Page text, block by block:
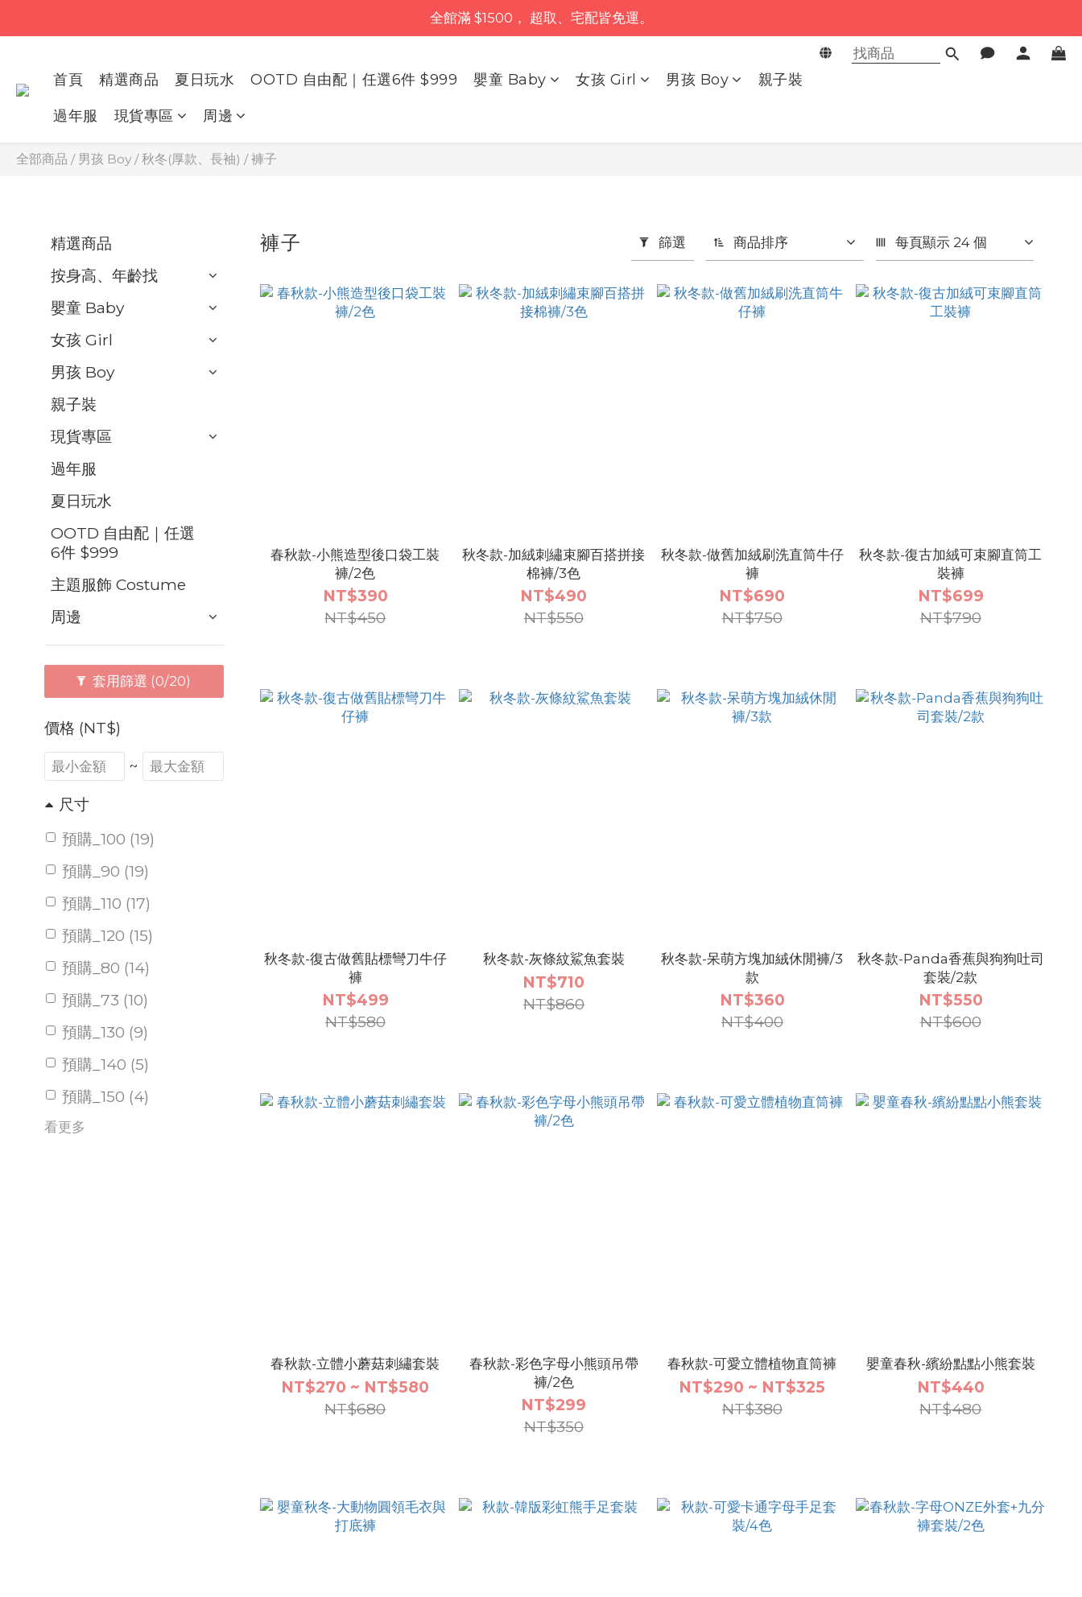
全館滿 $1500， 超取、宅配皆免運。
首頁 精選商品 夏日玩水 OOTD 自由配｜任選6件 $999 嬰童 Baby 女孩 Girl 男孩 Boy 親子裝
過年服 現貨專區 周邊
全部商品 / 男孩 Boy /秋冬(厚款、長袖) /褲子
精選商品
按身高、年齡找
嬰童 Baby
女孩 Girl
男孩 Boy
親子裝
現貨專區
過年服
夏日玩水
OOTD 自由配｜任選
6件 $999
主題服飾 Costume
周邊
套用篩選 (0/20)
價格 (NT$)
~
尺寸
預購_100 (19)
預購_90 (19)
預購_110 (17)
預購_120 (15)
預購_80 (14)
預購_73 (10)
預購_130 (9)
預購_140 (5)
預購_150 (4)
看更多
褲子 篩選 商品排序 每頁顯示 24 個
春秋款-小熊造型後口袋工裝
褲/2色
NT$390
NT$450
秋冬款-加絨刺繡束腳百搭拼接
棉褲/3色
NT$490
NT$550
秋冬款-做舊加絨刷洗直筒牛仔
褲
NT$690
NT$750
秋冬款-復古加絨可束腳直筒工
裝褲
NT$699
NT$790
秋冬款-復古做舊貼標彎刀牛仔
褲
NT$499
NT$580
秋冬款-灰條紋鯊魚套裝
NT$710
NT$860
秋冬款-呆萌方塊加絨休閒褲/3
款
NT$360
NT$400
秋冬款-Panda香蕉與狗狗吐司
套裝/2款
NT$550
NT$600
春秋款-立體小蘑菇刺繡套裝
NT$270 ~ NT$580
NT$680
春秋款-彩色字母小熊頭吊帶
褲/2色
NT$299
NT$350
春秋款-可愛立體植物直筒褲
NT$290 ~ NT$325
NT$380
嬰童春秋-繽紛點點小熊套裝
NT$440
NT$480